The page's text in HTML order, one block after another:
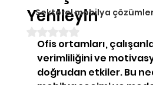
Sektörel mobilya
Yenileyin
Ofis ortamları,
verimliliğini ve
doğrudan etkiler. Bu